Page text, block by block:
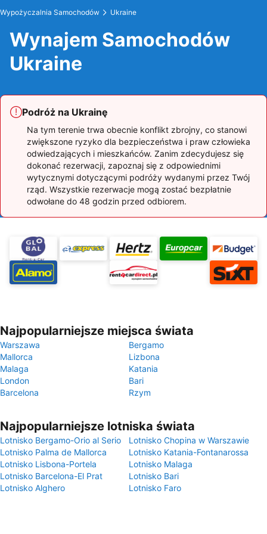
Wypożyczalnia Samochodów Ukraine
Wynajem Samochodów
Ukraine
Podróż na Ukrainę
Na tym terenie trwa obecnie konflikt zbrojny, co stanowi
zwiększone ryzyko dla bezpieczeństwa i praw człowieka
odwiedzających i mieszkańców. Zanim zdecydujesz się
dokonać rezerwacji, zapoznaj się z odpowiednimi
wytycznymi dotyczącymi podróży wydanymi przez Twój
rząd. Wszystkie rezerwacje mogą zostać bezpłatnie
odwołane do 48 godzin przed odbiorem.
Najpopularniejsze miejsca świata
Warszawa
Bergamo
Mallorca
Lizbona
Malaga
Katania
London
Bari
Barcelona
Rzym
Najpopularniejsze lotniska świata
Lotnisko Bergamo-Orio al Serio
Lotnisko Chopina w Warszawie
Lotnisko Palma de Mallorca
Lotnisko Katania-Fontanarossa
Lotnisko Lisbona-Portela
Lotnisko Malaga
Lotnisko Barcelona-El Prat
Lotnisko Bari
Lotnisko Alghero
Lotnisko Faro